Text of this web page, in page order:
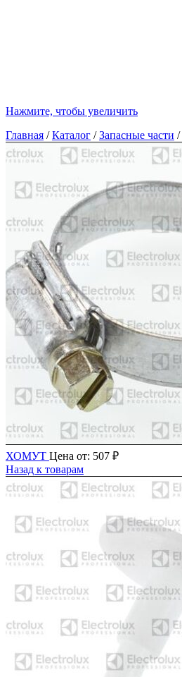
Нажмите, чтобы увеличить
Главная /Каталог /Запасные части /
ХОМУТ Цена от: 507 ₽
Назад к товарам